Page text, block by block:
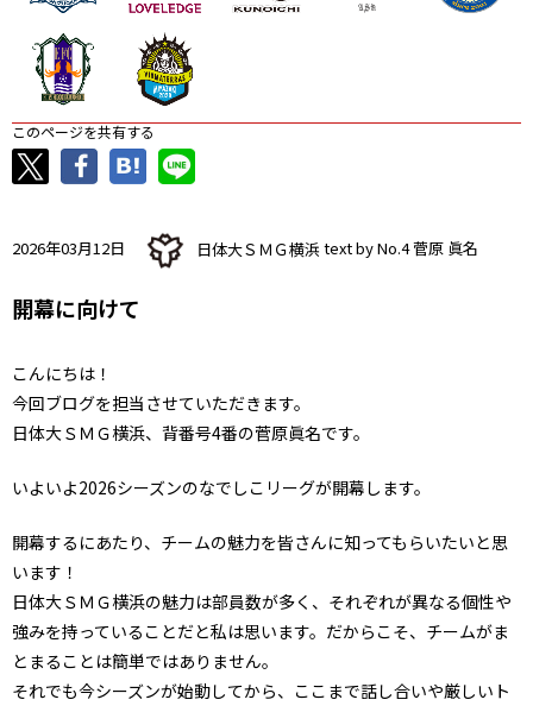
このページを共有する
2026年03月12日 日体大ＳＭＧ横浜 text by No.4 菅原 眞名
開幕に向けて
こんにちは！
今回ブログを担当させていただきます。
日体大ＳＭＧ横浜、背番号4番の菅原眞名です。
いよいよ2026シーズンのなでしこリーグが開幕します。
開幕するにあたり、チームの魅力を皆さんに知ってもらいたいと思
います！
日体大ＳＭＧ横浜の魅力は部員数が多く、それぞれが異なる個性や
強みを持っていることだと私は思います。だからこそ、チームがま
とまることは簡単ではありません。
それでも今シーズンが始動してから、ここまで話し合いや厳しいト